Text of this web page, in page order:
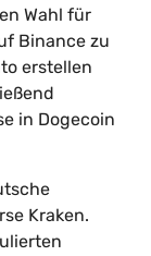
Wahl für
Binance zu
erstellen
in Dogecoin
Kraken.